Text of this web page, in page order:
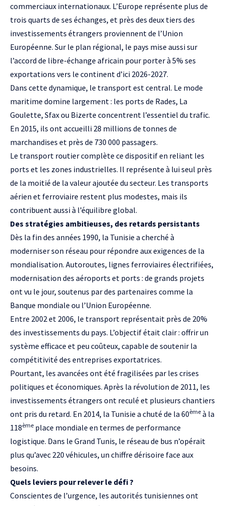
commerciaux internationaux. L’Europe représente plus de
trois quarts de ses échanges, et près des deux tiers des
investissements étrangers proviennent de l’Union
Européenne. Sur le plan régional, le pays mise aussi sur
l’accord de libre-échange africain pour porter à 5% ses
exportations vers le continent d’ici 2026-2027.
Dans cette dynamique, le transport est central. Le mode
maritime domine largement : les ports de Rades, La
Goulette, Sfax ou Bizerte concentrent l’essentiel du trafic.
En 2015, ils ont accueilli 28 millions de tonnes de
marchandises et près de 730 000 passagers.
Le transport routier complète ce dispositif en reliant les
ports et les zones industrielles. Il représente à lui seul près
de la moitié de la valeur ajoutée du secteur. Les transports
aérien et ferroviaire restent plus modestes, mais ils
contribuent aussi à l’équilibre global.
Des stratégies ambitieuses, des retards persistants
Dès la fin des années 1990, la Tunisie a cherché à
moderniser son réseau pour répondre aux exigences de la
mondialisation. Autoroutes, lignes ferroviaires électrifiées,
modernisation des aéroports et ports : de grands projets
ont vu le jour, soutenus par des partenaires comme la
Banque mondiale ou l’Union Européenne.
Entre 2002 et 2006, le transport représentait près de 20%
des investissements du pays. L’objectif était clair : offrir un
système efficace et peu coûteux, capable de soutenir la
compétitivité des entreprises exportatrices.
Pourtant, les avancées ont été fragilisées par les crises
politiques et économiques. Après la révolution de 2011, les
investissements étrangers ont reculé et plusieurs chantiers
ont pris du retard. En 2014, la Tunisie a chuté de la 60ème à la
118ème place mondiale en termes de performance
logistique. Dans le Grand Tunis, le réseau de bus n’opérait
plus qu’avec 220 véhicules, un chiffre dérisoire face aux
besoins.
Quels leviers pour relever le défi ?
Conscientes de l’urgence, les autorités tunisiennes ont